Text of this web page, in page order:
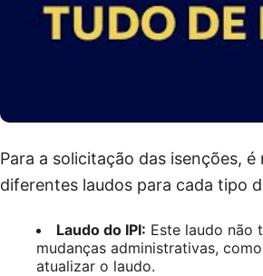
Para a solicitação das isenções,
diferentes laudos para cada tipo
Laudo do IPI: Este laudo não
mudanças administrativas,
atualizar o laudo.